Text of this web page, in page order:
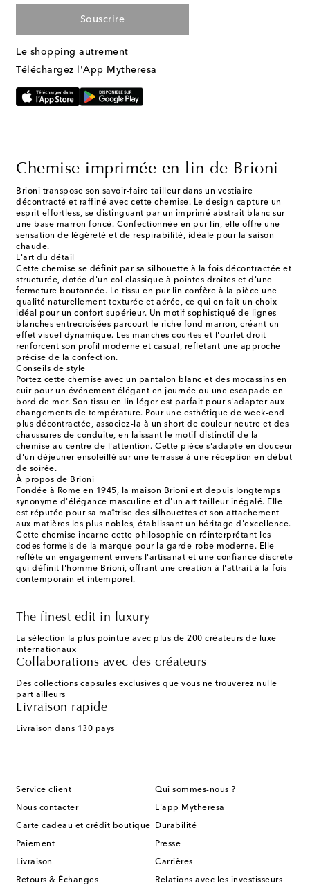
Souscrire
Le shopping autrement
Téléchargez l'App Mytheresa
Chemise imprimée en lin de Brioni
Brioni transpose son savoir-faire tailleur dans un vestiaire
décontracté et raffiné avec cette chemise. Le design capture un
esprit effortless, se distinguant par un imprimé abstrait blanc sur
une base marron foncé. Confectionnée en pur lin, elle offre une
sensation de légèreté et de respirabilité, idéale pour la saison
chaude.
L'art du détail
Cette chemise se définit par sa silhouette à la fois décontractée et
structurée, dotée d'un col classique à pointes droites et d'une
fermeture boutonnée. Le tissu en pur lin confère à la pièce une
qualité naturellement texturée et aérée, ce qui en fait un choix
idéal pour un confort supérieur. Un motif sophistiqué de lignes
blanches entrecroisées parcourt le riche fond marron, créant un
effet visuel dynamique. Les manches courtes et l'ourlet droit
renforcent son profil moderne et casual, reflétant une approche
précise de la confection.
Conseils de style
Portez cette chemise avec un pantalon blanc et des mocassins en
cuir pour un événement élégant en journée ou une escapade en
bord de mer. Son tissu en lin léger est parfait pour s'adapter aux
changements de température. Pour une esthétique de week-end
plus décontractée, associez-la à un short de couleur neutre et des
chaussures de conduite, en laissant le motif distinctif de la
chemise au centre de l'attention. Cette pièce s'adapte en douceur
d'un déjeuner ensoleillé sur une terrasse à une réception en début
de soirée.
À propos de Brioni
Fondée à Rome en 1945, la maison Brioni est depuis longtemps
synonyme d'élégance masculine et d'un art tailleur inégalé. Elle
est réputée pour sa maîtrise des silhouettes et son attachement
aux matières les plus nobles, établissant un héritage d'excellence.
Cette chemise incarne cette philosophie en réinterprétant les
codes formels de la marque pour la garde-robe moderne. Elle
reflète un engagement envers l'artisanat et une confiance discrète
qui définit l'homme Brioni, offrant une création à l'attrait à la fois
contemporain et intemporel.
The finest edit in luxury
La sélection la plus pointue avec plus de 200 créateurs de luxe
internationaux
Collaborations avec des créateurs
Des collections capsules exclusives que vous ne trouverez nulle
part ailleurs
Livraison rapide
Livraison dans 130 pays
Service client
Nous contacter
Carte cadeau et crédit boutique
Paiement
Livraison
Retours & Échanges
Qui sommes-nous ?
L'app Mytheresa
Durabilité
Presse
Carrières
Relations avec les investisseurs